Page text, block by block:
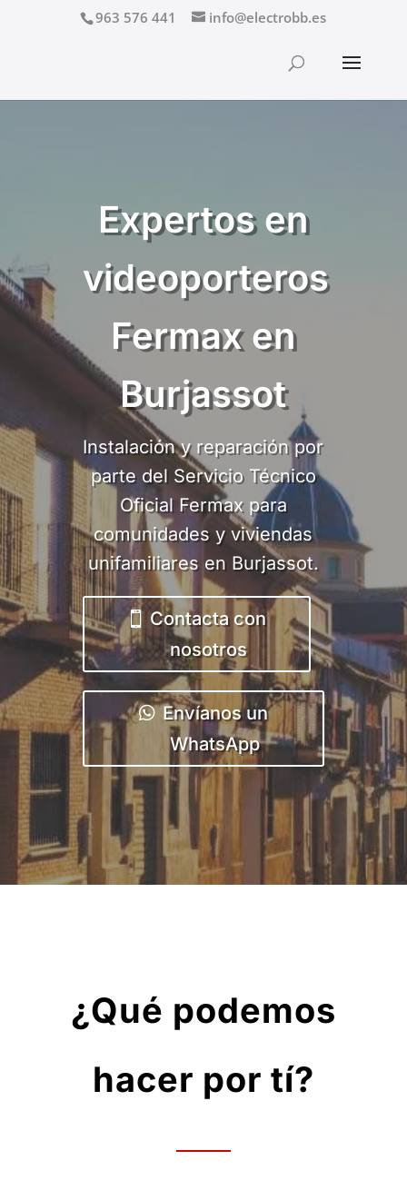
963 576 441 info@electrobb.es
Expertos en
videoporteros
Fermax en
Burjassot
Instalación y reparación por
parte del Servicio Técnico
Oficial Fermax para
comunidades y viviendas
unifamiliares en Burjassot.
Contacta con
nosotros
Envíanos un
WhatsApp
¿Qué podemos
hacer por tí?